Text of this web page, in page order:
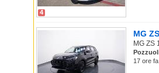
4
MG
MG ZS
17 ore